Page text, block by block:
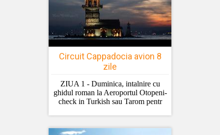
Circuit Cappadocia avion 8
zile
ZIUA 1 - Duminica, intalnire cu
ghidul roman la Aeroportul Otopeni-
check in Turkish sau Tarom pentr